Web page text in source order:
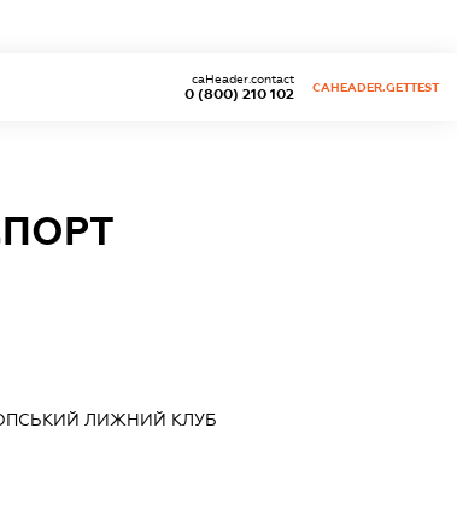
0 (800) 210 102
caHeader.contact
CAHEADER.GETTEST
ЛИЖНИЙ КЛУБ